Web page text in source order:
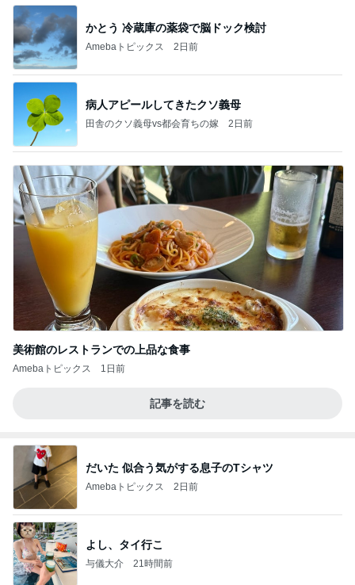
かとう 冷蔵庫の薬袋で脳ドック検討
Amebaトピックス 2日前
病人アピールしてきたクソ義母
田舎のクソ義母vs都会育ちの嫁 2日前
美術館のレストランでの上品な食事
Amebaトピックス 1日前
記事を読む
だいた 似合う気がする息子のTシャツ
Amebaトピックス 2日前
よし、タイ行こ
与儀大介 21時間前